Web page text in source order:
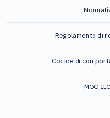
Regolamento di
Codice di
MOG